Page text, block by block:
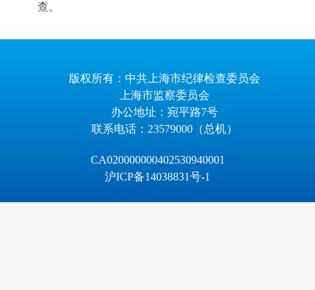
查。
版权所有：中共上海市纪律检查委员会
上海市监察委员会
办公地址：宛平路7号
联系电话：23579000（总机）
CA020000000402530940001
沪ICP备14038831号-1